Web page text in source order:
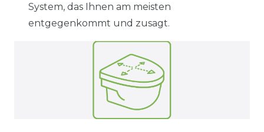
System, das Ihnen am meisten
entgegenkommt und zusagt.